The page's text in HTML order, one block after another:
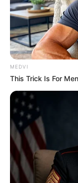
MEDVI
This Trick Is For